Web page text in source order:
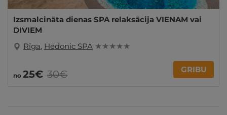
Izsmalcināta dienas SPA relaksācija VIENAM vai
DIVIEM
Rīga, Hedonic SPA ★ ★ ★ ★ ★
no 25€ 30€ GRIBU